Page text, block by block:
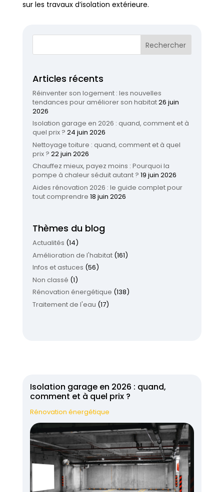
sur les travaux d’isolation extérieure.
Articles récents
Réinventer son logement : les nouvelles
tendances pour améliorer son habitat26 juin
2026
Isolation garage en 2026 : quand, comment et à
quel prix ? 24 juin 2026
Nettoyage toiture : quand, comment et à quel
prix ? 22 juin 2026
Chauffez mieux, payez moins : Pourquoi la
pompe à chaleur séduit autant ? 19 juin 2026
Aides rénovation 2026 : le guide complet pour
tout comprendre 18 juin 2026
Thèmes du blog
Actualités (14)
Amélioration de l'habitat(161)
Infos et astuces (56)
Non classé (1)
Rénovation énergétique (138)
Traitement de l'eau (17)
Isolation garage en 2026 : quand,
comment et à quel prix ?
Rénovation énergétique